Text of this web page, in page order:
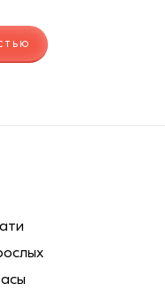
конструкций и
или без них для
детей
дополнительными